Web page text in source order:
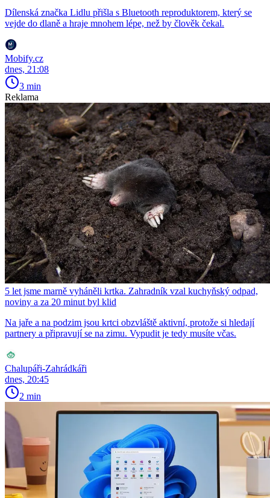
Dílenská značka Lidlu přišla s Bluetooth reproduktorem, který se
vejde do dlaně a hraje mnohem lépe, než by člověk čekal.
Mobify.cz
dnes, 21:08
3 min
Reklama
5 let jsme marně vyháněli krtka. Zahradník vzal kuchyňský odpad,
noviny a za 20 minut byl klid
Na jaře a na podzim jsou krtci obzvláště aktivní, protože si hledají
partnery a připravují se na zimu. Vypudit je tedy musíte včas.
Chalupáři-Zahrádkáři
dnes, 20:45
2 min